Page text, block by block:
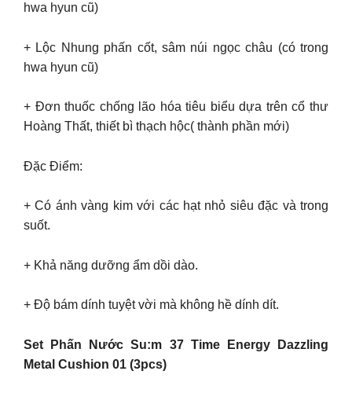
hwa hyun cũ)
+ Lộc Nhung phấn cốt, sâm núi ngọc châu (có trong
hwa hyun cũ)
+ Đơn thuốc chống lão hóa tiêu biểu dựa trên cổ thư
Hoàng Thất, thiết bì thạch hộc( thành phần mới)
Đặc Điểm:
+ Có ánh vàng kim với các hạt nhỏ siêu đặc và trong
suốt.
+ Khả năng dưỡng ẩm dồi dào.
+ Độ bám dính tuyệt vời mà không hề dính dít.
Set Phấn Nước Su:m 37 Time Energy Dazzling
Metal Cushion 01 (3pcs)